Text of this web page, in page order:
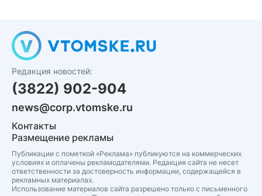
Редакция новостей:
(3822) 902-904
news@corp.vtomske.ru
Контакты
Размещение рекламы
Публикации с пометкой «Реклама» публикуются на коммерческих
условиях и оплачены рекламодателями. Редакция сайта не несет
ответственности за достоверность информации, содержащейся в
рекламных материалах.
Использование материалов сайта разрешено только с письменного